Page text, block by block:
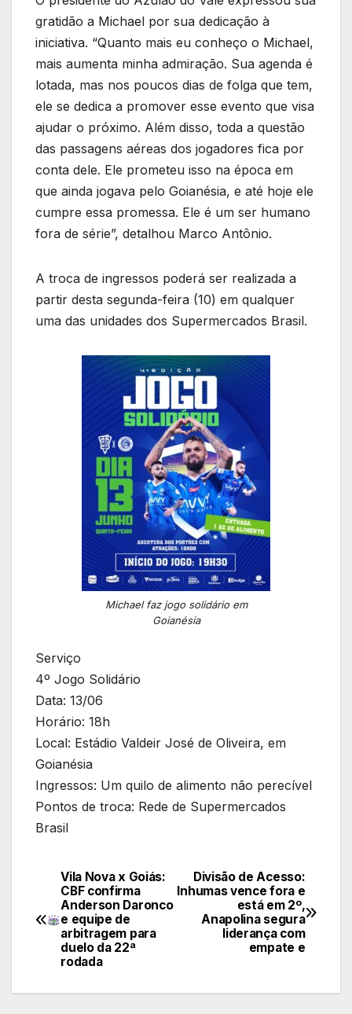
gratidão a Michael por sua dedicação à
iniciativa. “Quanto mais eu conheço o Michael,
mais aumenta minha admiração. Sua agenda é
lotada, mas nos poucos dias de folga que tem,
ele se dedica a promover esse evento que visa
ajudar o próximo. Além disso, toda a questão
das passagens aéreas dos jogadores fica por
conta dele. Ele prometeu isso na época em
que ainda jogava pelo Goianésia, e até hoje ele
cumpre essa promessa. Ele é um ser humano
fora de série”, detalhou Marco Antônio.
A troca de ingressos poderá ser realizada a
partir desta segunda-feira (10) em qualquer
uma das unidades dos Supermercados Brasil.
Michael faz jogo solidário em
Goianésia
Serviço
4º Jogo Solidário
Data: 13/06
Horário: 18h
Local: Estádio Valdeir José de Oliveira, em
Goianésia
Ingressos: Um quilo de alimento não perecível
Pontos de troca: Rede de Supermercados
Brasil
Navegação
de
Post
Divisão de Acesso:
Inhumas vence fora e
está em 2º,
Anapolina segura
liderança com
empate e
Vila Nova x Goiás:
CBF confirma
Anderson Daronco
e equipe de
arbitragem para
duelo da 22ª
rodada